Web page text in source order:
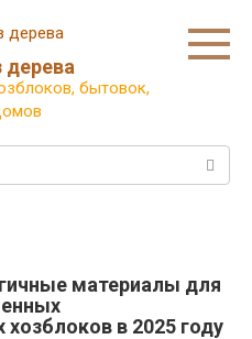
дерева
бытовок,
материалы для
в 2025 году